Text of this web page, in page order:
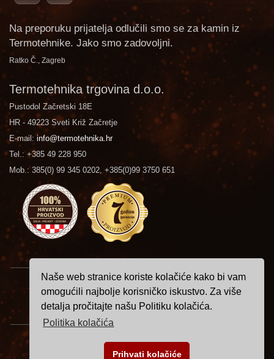
Naše web stranice koriste kolačiće kako bi vam
omogućili najbolje korisničko iskustvo. Za više
detalja pročitajte našu Politiku kolačića.
Politika kolačića
Prihvati kolačiće
Na preporuku prijatelja odlučili smo se za kamin iz
Termotehnike. Jako smo zadovoljni.
Ratko Č., Zagreb
Termotehnika trgovina d.o.o.
Pustodol Začretski 18E
HR - 49223 Sveti Križ Začretje
E-mail:info@termotehnika.hr
Tel.: +385 49 228 950
Mob.: 385(0) 99 345 0202, +385(0)99 3750 651
Istraživanje, projektiranje, konstrukcija i izrada kamina su kreacija
hrvatskog čovjeka i imaju izrazitu vrijednost koja odiše izvornom
hrvatskom tradicijom u inovacijama i proizvodnji.